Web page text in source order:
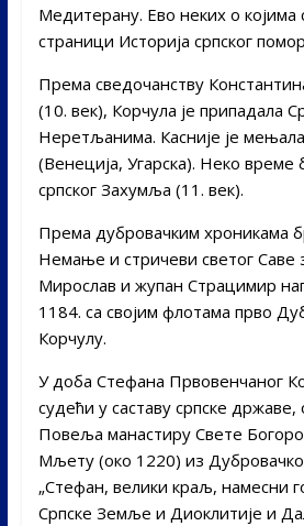
Медитерану. Ево неких о којима
страници Историја српског
Према сведочанству
(10. век), Корчула је припадала
Неретљанима. Касније је
(Венеција, Угарска). Неко време
српског Захумља (11. век).
Према дубровачким хроникама
Немање и стричеви светог Саве
Мирослав и жупан Страцимир
1184. са својим флотама првo
Корчулу.
У доба Стефана Првовенчаног
судећи у саставу српске државе,
Повеља манастиру Свете
Мљету (око 1220) из
„Стефан, велики краљ, намесни
Српске Земље и Диоклитије и